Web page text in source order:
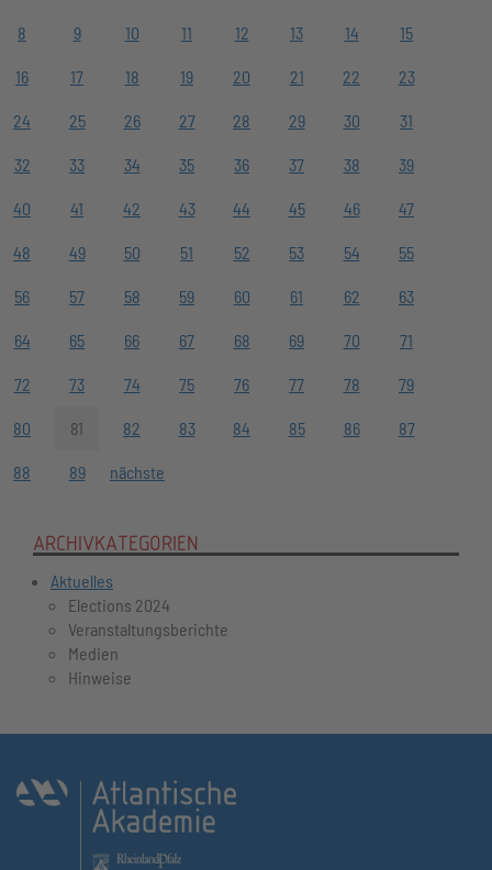
8 9 10 11 12 13 14 15
16 17 18 19 20 21 22 23
24 25 26 27 28 29 30 31
32 33 34 35 36 37 38 39
40 41 42 43 44 45 46 47
48 49 50 51 52 53 54 55
56 57 58 59 60 61 62 63
64 65 66 67 68 69 70 71
72 73 74 75 76 77 78 79
80 81 82 83 84 85 86 87
88 89 nächste
ARCHIVKATEGORIEN
Aktuelles
Elections 2024
Veranstaltungsberichte
Medien
Hinweise